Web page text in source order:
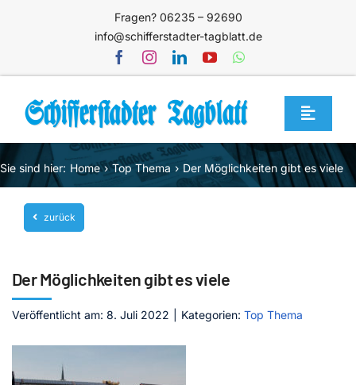
Fragen? 06235 – 92690
info@schifferstadter-tagblatt.de
Toggle
Home
Themen
Blog
Service
Mediathek
Jetzt abonnieren
Sie sind hier: Home Top Thema Der Möglichkeiten gibt es viele
zurück
Der Möglichkeiten gibt es viele
Veröffentlicht am: 8. Juli 2022 Kategorien: Top Thema